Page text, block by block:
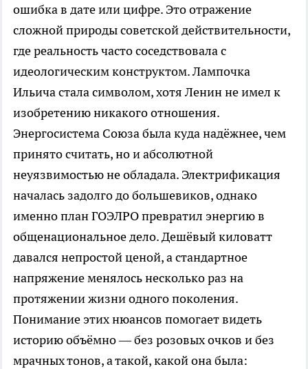
ошибка в дате или цифре. Это отражение
сложной природы советской действительности,
где реальность часто соседствовала с
идеологическим конструктом. Лампочка
Ильича стала символом, хотя Ленин не имел к
изобретению никакого отношения.
Энергосистема Союза была куда надёжнее, чем
принято считать, но и абсолютной
неуязвимостью не обладала. Электрификация
началась задолго до большевиков, однако
именно план ГОЭЛРО превратил энергию в
общенациональное дело. Дешёвый киловатт
давался непростой ценой, а стандартное
напряжение менялось несколько раз на
протяжении жизни одного поколения.
Понимание этих нюансов помогает видеть
историю объёмно — без розовых очков и без
мрачных тонов, а такой, какой она была: